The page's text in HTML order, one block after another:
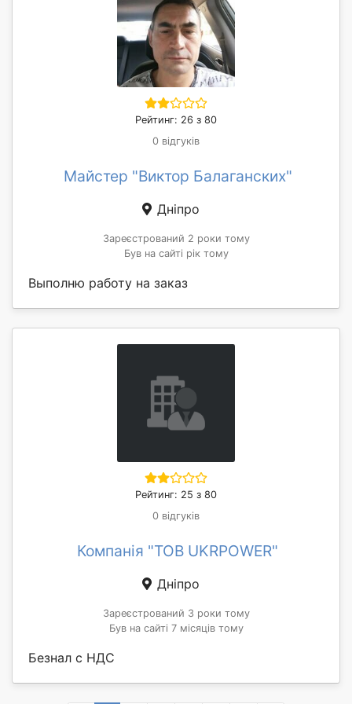
Рейтинг: 26 з 80
0 відгуків
Майстер "Виктор Балаганских"
Дніпро
Зареєстрований 2 роки тому
Був на сайті рік тому
Выполню работу на заказ
Рейтинг: 25 з 80
0 відгуків
Компанія "ТОВ UKRPOWER"
Дніпро
Зареєстрований 3 роки тому
Був на сайті 7 місяців тому
Безнал с НДС